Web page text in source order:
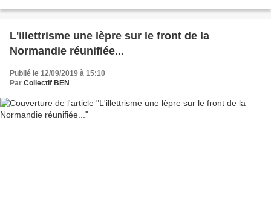
L'illettrisme une lèpre sur le front de la
Normandie réunifiée...
Publié le 12/09/2019 à 15:10
Par Collectif BEN